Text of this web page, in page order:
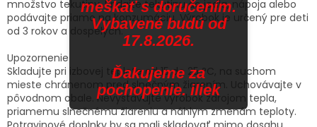
množstvo tekutiny. Pridajte tekutinu do jedla, nápoja alebo
podávajte priamo na konzumáciu. Výrobok je určený pre deti
od 3 rokov a dospelých.
Upozornenie
Skladujte pri izbovej teplote od 15 do 25 °C, na suchom
mieste chránenom pred slnečným žiarením. Uchovávajte v
pôvodnom obale. Nevystavujte výrobok zdrojom tepla,
priamemu slnečnému žiareniu a náhlym zmenám teploty.
meškať s doručením.
Vybavené budú od
17.8.2026.
Ďakujeme za
pochopenie. iliek